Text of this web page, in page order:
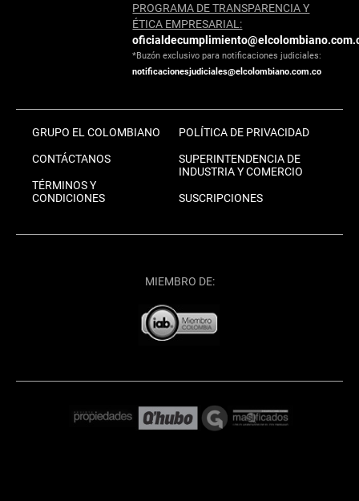
PROGRAMA DE TRANSPARENCIA Y
ÉTICA EMPRESARIAL:
*Buzón exclusivo para notificaciones judiciales:
notificacionesjudiciales@elcolombiano.com.co
GRUPO EL COLOMBIANO
CONTÁCTANOS
TÉRMINOS Y
CONDICIONES
POLÍTICA DE PRIVACIDAD
SUPERINTENDENCIA DE
INDUSTRIA Y COMERCIO
SUSCRIPCIONES
MIEMBRO DE: